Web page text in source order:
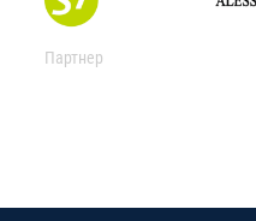
Партнер